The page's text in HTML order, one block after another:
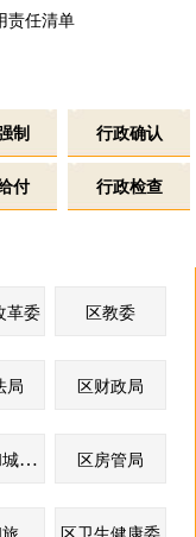
责任清单
制 行政确认
付 行政检查
革委 区教委
局 区财政局
区住房和城市建设委 区房管局
区文化和旅游局